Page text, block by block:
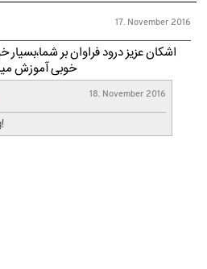
17. November 2016
اشکان عزیز درود فراوان بر شما،بسیار
خوبی آموزش
18. November 2016